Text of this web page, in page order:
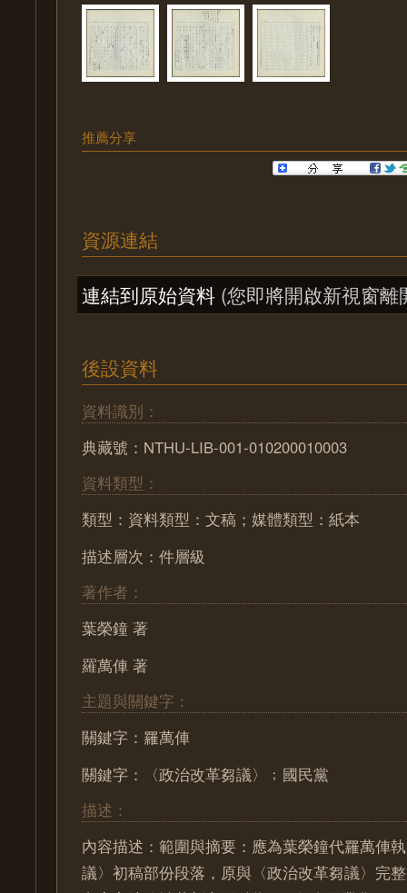
推薦分享
資源連結
連結到原始資料 (您即將開啟新視窗離
後設資料
資料識別：
典藏號：NTHU-LIB-001-010200010003
資料類型：
類型：資料類型：文稿；媒體類型：紙本
描述層次：件層級
著作者：
葉榮鐘 著
羅萬俥 著
主題與關鍵字：
關鍵字：羅萬俥
關鍵字：〈政治改革芻議〉﹔國民黨
描述：
內容描述：範圍與摘要：應為葉榮鐘代羅萬俥
議〉初稿部份段落，原與〈政治改革芻議〉完